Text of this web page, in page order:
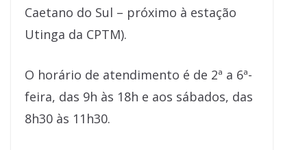
Caetano do Sul – próximo à estação
Utinga da CPTM).
O horário de atendimento é de 2ª a 6ª-
feira, das 9h às 18h e aos sábados, das
8h30 às 11h30.